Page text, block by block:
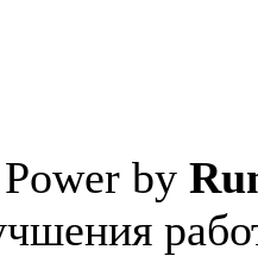
Power by